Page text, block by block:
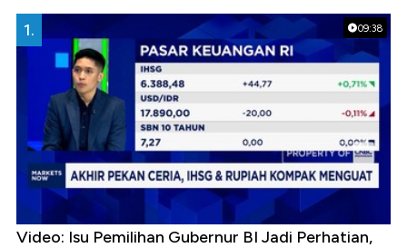
09:38
1.
Video: Isu Pemilihan Gubernur BI Jadi Perhatian,